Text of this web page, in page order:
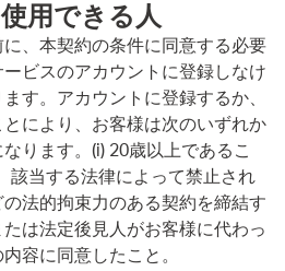
用できる人
、本契約の条件に同意する必要
ビスのアカウントに登録しなけ
す。アカウントに登録するか、
により、お客様は次のいずれか
ります。(i) 20歳以上であるこ
該当する法律によって禁止され
法的拘束力のある契約を締結す
は法定後見人がお客様に代わっ
容に同意したこと。